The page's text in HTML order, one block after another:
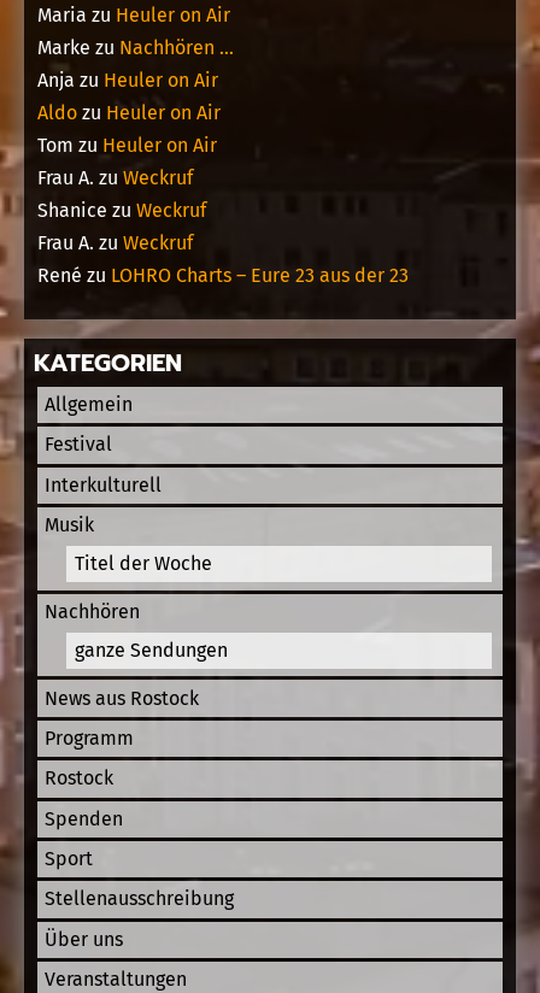
Maria zu Heuler on Air
Marke zu Nachhören …
Anja zu Heuler on Air
Aldo zu Heuler on Air
Tom zu Heuler on Air
Frau A. zu Weckruf
Shanice zu Weckruf
Frau A. zu Weckruf
René zu LOHRO Charts – Eure 23 aus der 23
KATEGORIEN
Allgemein
Festival
Interkulturell
Musik
Titel der Woche
Nachhören
ganze Sendungen
News aus Rostock
Programm
Rostock
Spenden
Sport
Stellenausschreibung
Über uns
Veranstaltungen